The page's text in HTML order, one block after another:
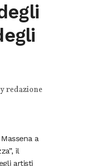
redazione
a
il
artisti